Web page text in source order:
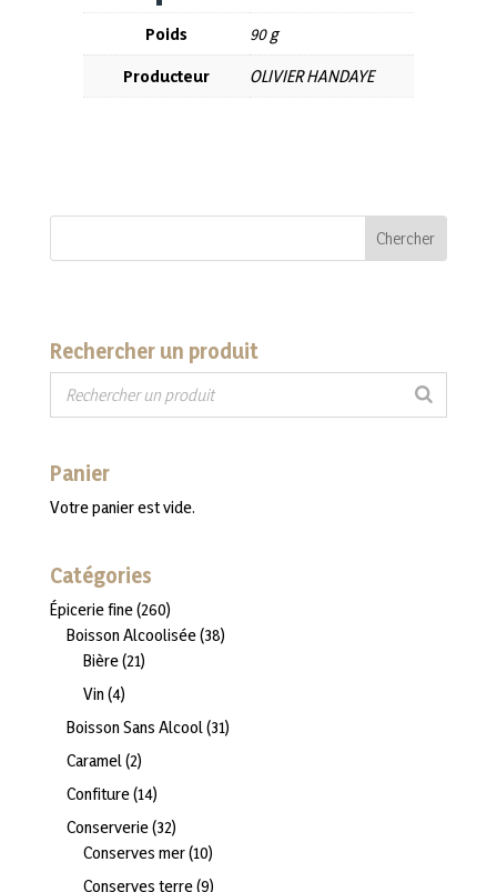
Poids
90 g
Producteur
OLIVIER HANDAYE
Rechercher un produit
Panier
Votre panier est vide.
Catégories
Épicerie fine 260260
produits
Boisson Alcoolisée 3838
Bière 2121
Vin 44
produits
Boisson Sans Alcool 3131
Caramel 22
produits
Confiture 1414
produits
Conserverie 3232
produits
Conserves mer 1010
produits
Conserves terre 99